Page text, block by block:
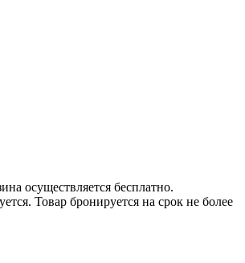
осуществляется бесплатно.
Товар бронируется на срок не более